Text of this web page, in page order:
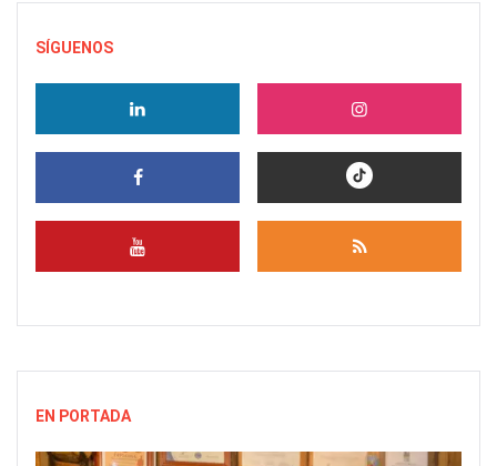
SÍGUENOS
EN PORTADA